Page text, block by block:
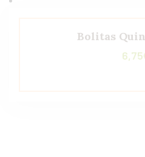
Bolitas
6,75